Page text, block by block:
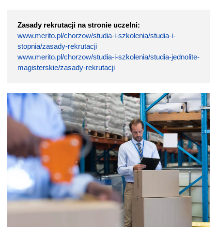
Zasady rekrutacji na stronie uczelni:
www.merito.pl/chorzow/studia-i-szkolenia/studia-i-
stopnia/zasady-rekrutacji
www.merito.pl/chorzow/studia-i-szkolenia/studia-jednolite-
magisterskie/zasady-rekrutacji